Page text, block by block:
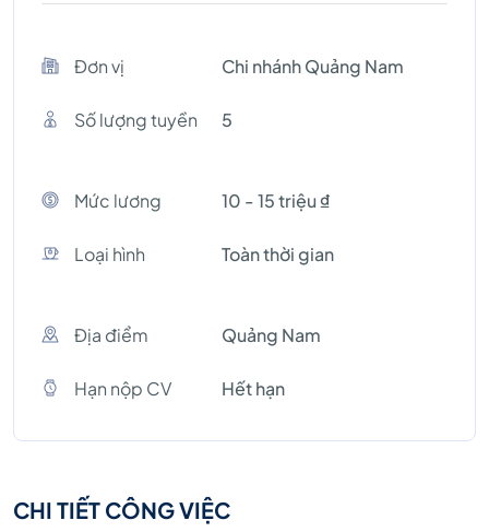
Đơn vị Chi nhánh Quảng Nam
Số lượng tuyền 5
Mức lương 10 - 15 triệu ₫
Loại hình Toàn thời gian
Địa điểm Quảng Nam
Hạn nộp CV Hết hạn
CHI TIẾT CÔNG VIỆC